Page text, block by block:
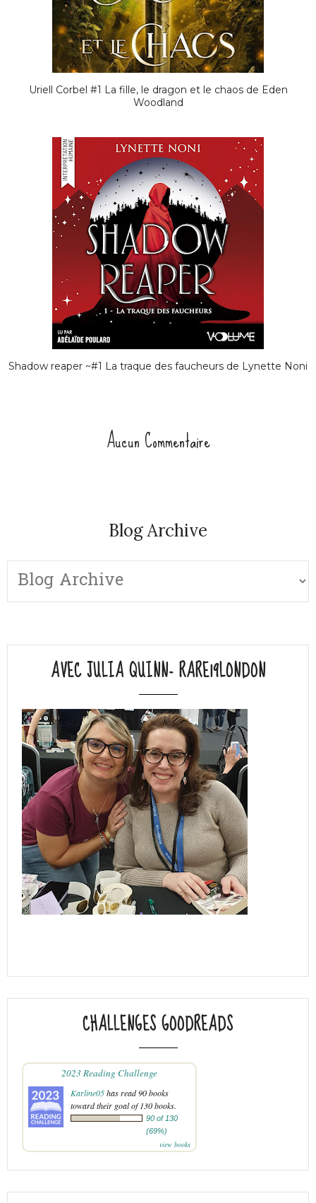
Uriell Corbel #1 La fille, le dragon et le chaos de Eden
Woodland
Shadow reaper ~#1 La traque des faucheurs de Lynette Noni
Aucun Commentaire
Blog Archive
AVEC JULIA QUINN- RARE19LONDON
CHALLENGES GOODREADS
2023 Reading Challenge
Karline05has read 90 books
toward their goal of 130 books.
90 of 130
(69%)
view books